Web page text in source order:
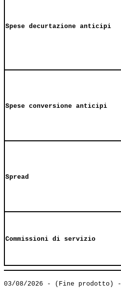
Spese decurtazione anticipi
Spese conversione anticipi
Spread
Commissioni di servizio
03/08/2026 - (Fine prodotto) -